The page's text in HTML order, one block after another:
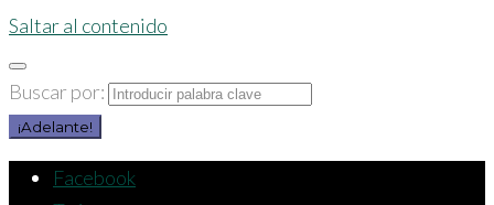
Saltar al contenido
Buscar por:
¡Adelante!
Facebook